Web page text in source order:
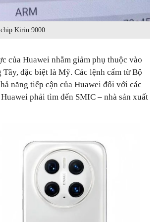
Kirin 9000
của Huawei nhằm giảm phụ thuộc vào
đặc biệt là Mỹ. Các lệnh cấm từ Bộ
năng tiếp cận của Huawei đối với các
phải tìm đến SMIC – nhà sản xuất